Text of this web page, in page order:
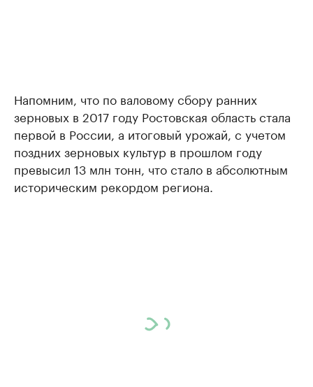
Напомним, что по валовому сбору ранних
зерновых в 2017 году Ростовская область стала
первой в России, а итоговый урожай, с учетом
поздних зерновых культур в прошлом году
превысил 13 млн тонн, что стало в абсолютным
историческим рекордом региона.